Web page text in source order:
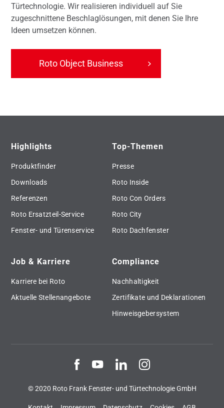
Türtechnologie. Wir realisieren individuell auf Sie
zugeschnittene Beschlaglösungen, mit denen Sie Ihre
Ideen umsetzen können.
Roto Object Business
Highlights
Produktfinder
Downloads
Referenzen
Roto Ersatzteil-Service
Fenster- und Türenservice
Top-Themen
Presse
Roto Inside
Roto Con Orders
Roto City
Roto Dachfenster
Job & Karriere
Karriere bei Roto
Aktuelle Stellenangebote
Compliance
Nachhaltigkeit
Zertifikate und Deklarationen
Hinweisgebersystem
© 2020 Roto Frank Fenster- und Türtechnologie GmbH